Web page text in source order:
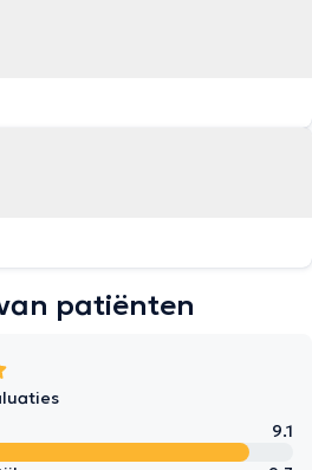
patiënten
9.1